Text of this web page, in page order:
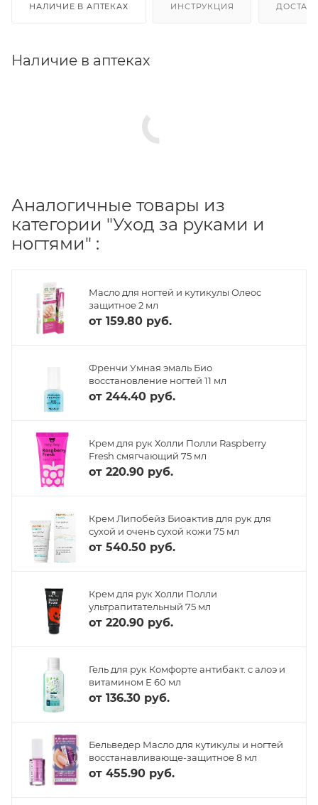
НАЛИЧИЕ В АПТЕКАХ ИНСТРУКЦИЯ
Наличие в аптеках
Аналогичные товары из
категории "Уход за руками и
ногтями" :
Масло для ногтей и кутикулы Олеос
защитное 2 мл
от 159.80 руб.
Френчи Умная эмаль Био
восстановление ногтей 11 мл
от 244.40 руб.
Крем для рук Холли Полли Raspberry
Fresh смягчающий 75 мл
от 220.90 руб.
Крем Липобейз Биоактив для рук для
сухой и очень сухой кожи 75 мл
от 540.50 руб.
Крем для рук Холли Полли
ультрапитательный 75 мл
от 220.90 руб.
Гель для рук Комфорте антибакт. с алоэ и
витамином Е 60 мл
от 136.30 руб.
Бельведер Масло для кутикулы и ногтей
восстанавливающе-защитное 8 мл
от 455.90 руб.